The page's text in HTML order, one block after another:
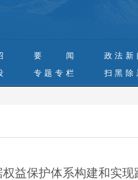
要 闻 政法新
专题专栏 扫黑除
益保护体系构建和实